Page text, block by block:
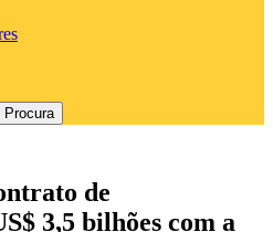
Procura
de
3,5 bilhões com a